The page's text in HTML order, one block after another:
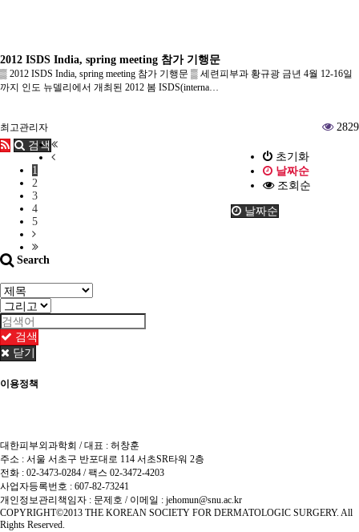
2012 ISDS India, spring meeting 참가 기행문
▒ 2012 ISDS India, spring meeting 참가 기행문 ▒ 세련피부과 황규광 금년 4월 12-16일
까지 인도 뉴델리에서 개최된 2012 봄 ISDS(interna…
최고관리자 2829
초기화
날짜순
조회순
날짜순
검색
1
2
3
4
5
Search
검색
닫기
이용정책
대한피부외과학회 / 대표 : 허창훈
주소 : 서울 서초구 반포대로 114 서초SR타워 2층
전화 : 02-3473-0284 / 팩스 02-3472-4203
사업자등록번호 : 607-82-73241
개인정보관리책임자 : 문제호 / 이메일 : jehomun@snu.ac.kr
COPYRIGHT©2013 THE KOREAN SOCIETY FOR DERMATOLOGIC SURGERY. All
Rights Reserved.